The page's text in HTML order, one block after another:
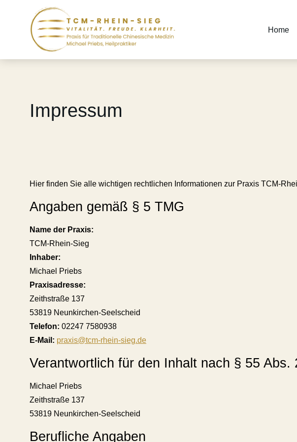
Home
Impressum
Hier finden Sie alle wichtigen rechtlichen Informationen zur Praxis TCM-
Angaben gemäß § 5 TMG
Name der Praxis:
TCM-Rhein-Sieg
Inhaber:
Michael Priebs
Praxisadresse:
Zeithstraße 137
53819 Neunkirchen-Seelscheid
Telefon: 02247 7580938
E-Mail: praxis@tcm-rhein-sieg.de
Verantwortlich für den Inhalt nach § 55 Abs.
Michael Priebs
Zeithstraße 137
53819 Neunkirchen-Seelscheid
Berufliche Angaben